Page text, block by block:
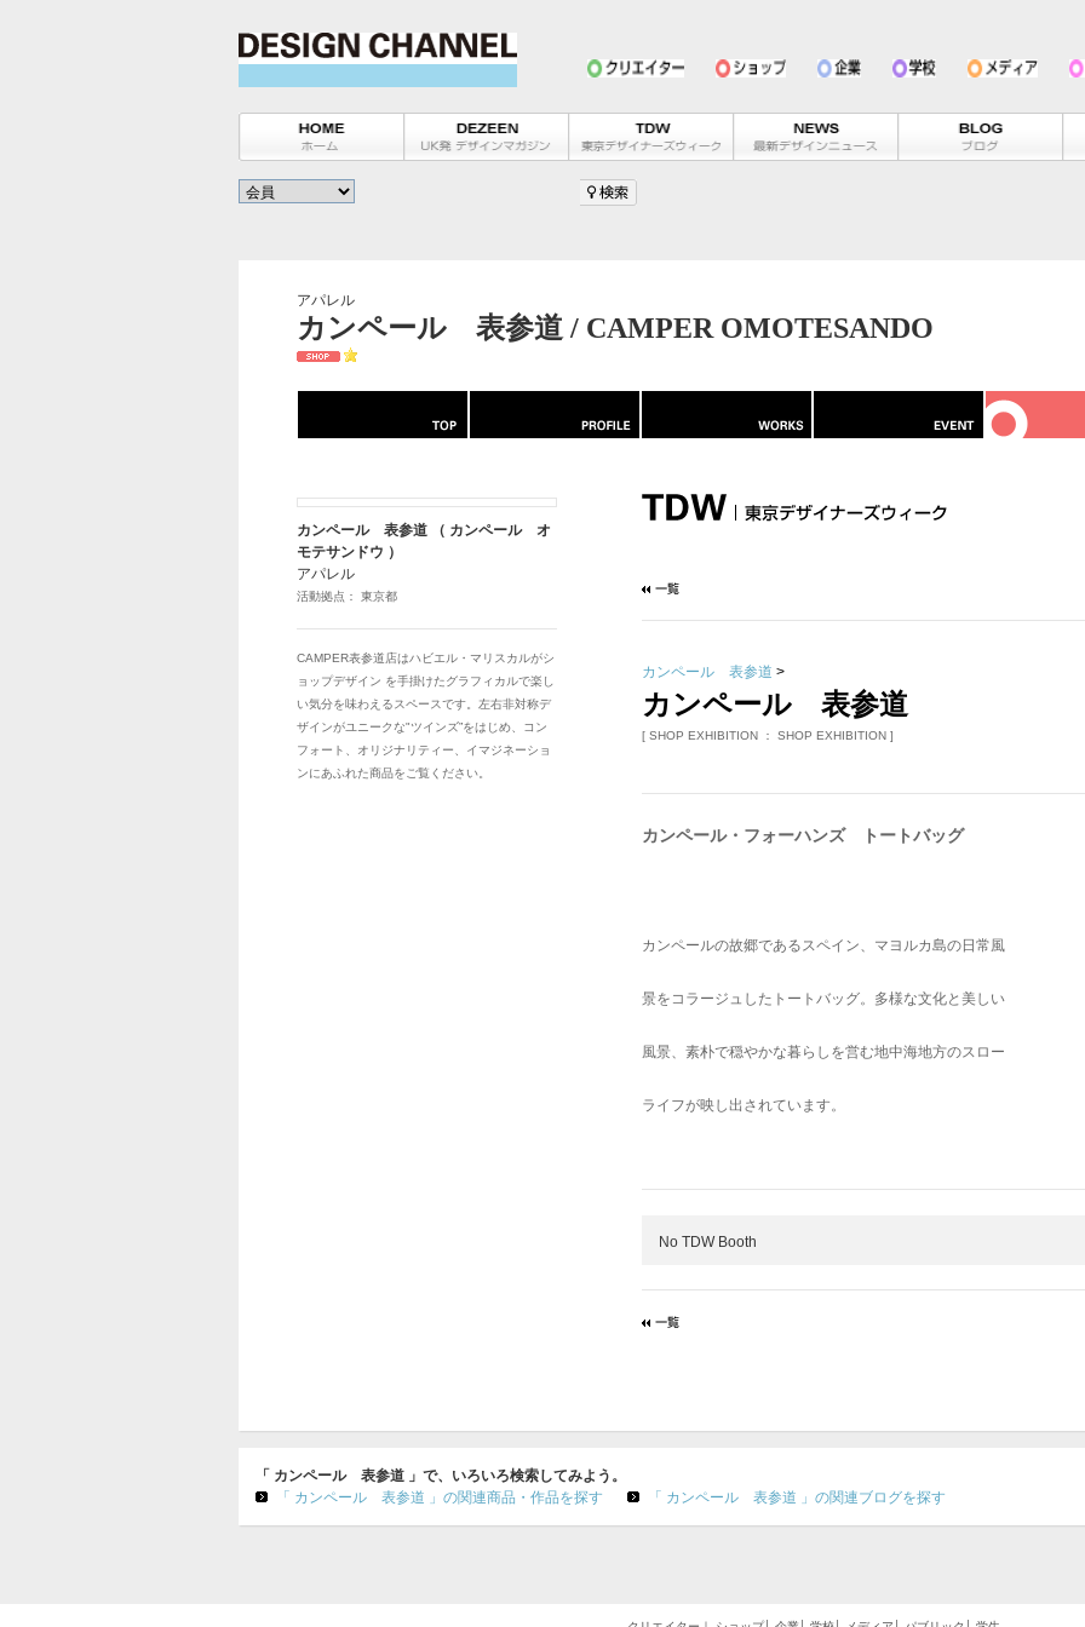
アパレル
カンペール 表参道 / CAMPER OMOTESANDO
カンペール 表参道 >
カンペール 表参道
[ SHOP EXHIBITION ： SHOP EXHIBITION ]
カンペール・フォーハンズ トートバッグ
カンペールの故郷であるスペイン、マヨルカ島の日常風
景をコラージュしたトートバッグ。多様な文化と美しい
風景、素朴で穏やかな暮らしを営む地中海地方のスロー
ライフが映し出されています。
No TDW Booth
カンペール 表参道 （ カンペール オ
モテサンドウ ）
アパレル
活動拠点： 東京都
CAMPER表参道店はハビエル・マリスカルがシ
ョップデザイン を手掛けたグラフィカルで楽し
い気分を味わえるスペースです。左右非対称デ
ザインがユニークな"ツインズ”をはじめ、コン
フォート、オリジナリティー、イマジネーショ
ンにあふれた商品をご覧ください。
「 カンペール 表参道 」で、いろいろ検索してみよう。
「 カンペール 表参道 」の関連商品・作品を探す
「 カンペール 表参道 」の関連ブログを探す